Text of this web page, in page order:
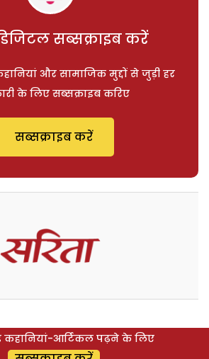
सब्सक्राइब करें
और सामाजिक मुद्दों से जुड़ी हर
के लिए सब्सक्राइब करिए
सब्सक्राइब करें
कहानियां-आर्टिकल पढ़ने के लिए